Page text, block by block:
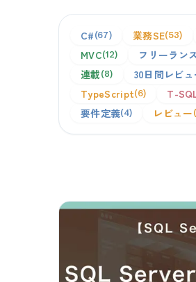
C# 67 業務SE 53
MVC 12 フリーラン
連載 8 30日間レビュ
TypeScript 6 T-
要件定義 4 レビュー